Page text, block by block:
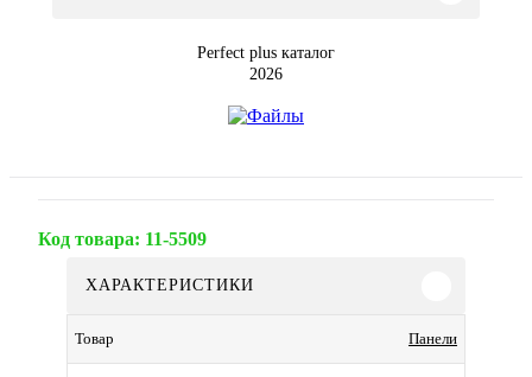
Perfect plus каталог
2026
Код товара: 11-5509
ХАРАКТЕРИСТИКИ
Товар Панели